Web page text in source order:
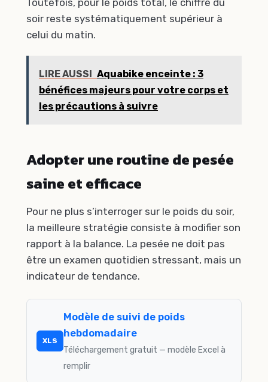
Toutefois, pour le poids total, le chiffre du
soir reste systématiquement supérieur à
celui du matin.
LIRE AUSSI Aquabike enceinte : 3
bénéfices majeurs pour votre corps et
les précautions à suivre
Adopter une routine de pesée
saine et efficace
Pour ne plus s’interroger sur le poids du soir,
la meilleure stratégie consiste à modifier son
rapport à la balance. La pesée ne doit pas
être un examen quotidien stressant, mais un
indicateur de tendance.
XLS
Modèle de suivi de poids
hebdomadaire
Téléchargement gratuit — modèle Excel à
remplir